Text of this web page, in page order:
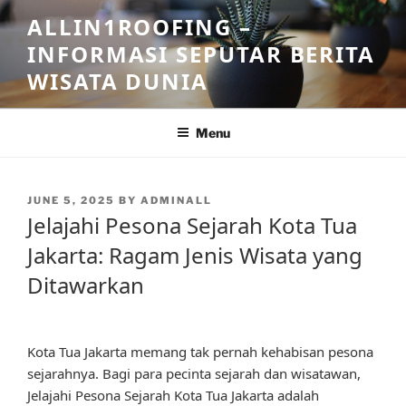
Skip
to
content
ALLIN1ROOFING –
INFORMASI SEPUTAR BERITA
WISATA DUNIA
Menu
POSTED
JUNE 5, 2025 BY ADMINALL
Jelajahi Pesona Sejarah Kota Tua
Jakarta: Ragam Jenis Wisata yang
Ditawarkan
Kota Tua Jakarta memang tak pernah kehabisan pesona
sejarahnya. Bagi para pecinta sejarah dan wisatawan,
Jelajahi Pesona Sejarah Kota Tua Jakarta adalah